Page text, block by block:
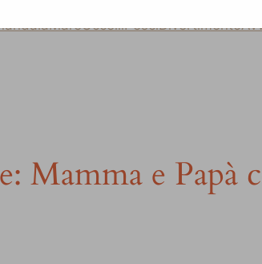
MareUccelliPesciDivertimento
Mamma e